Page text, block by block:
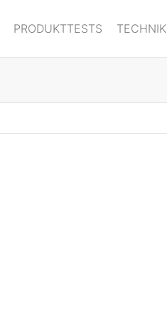
PRODUKTTESTS TECHNIK